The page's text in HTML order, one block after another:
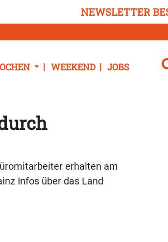
NEWSLETTER
WEEKEND JOBS
erhalten am
Infos über das Land